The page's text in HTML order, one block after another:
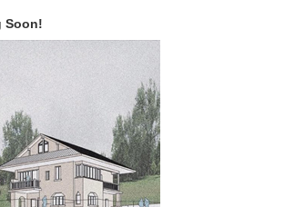
Soon!